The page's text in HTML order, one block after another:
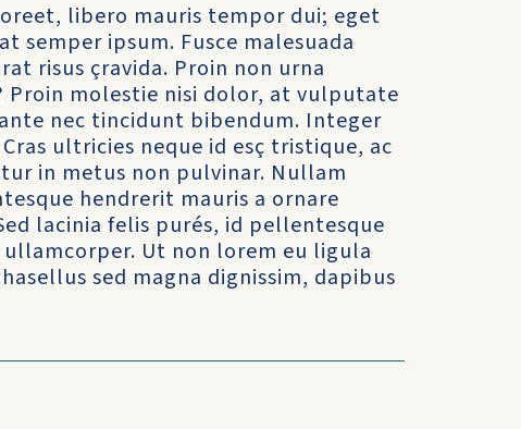
libero mauris tempor dui; eget
semper ipsum. Fusce malesuada
risus çravida. Proin non urna
molestie nisi dolor, at vulputate
nec tincidunt bibendum. Integer
ultricies neque id esç tristique, ac
in metus non pulvinar. Nullam
hendrerit mauris a ornare
lacinia felis purés, id pellentesque
Ut non lorem eu ligula
sed magna dignissim, dapibus